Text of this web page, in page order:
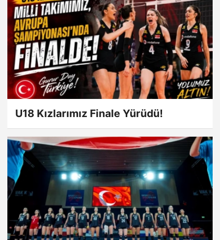
U18 Kızlarımız Finale Yürüdü!